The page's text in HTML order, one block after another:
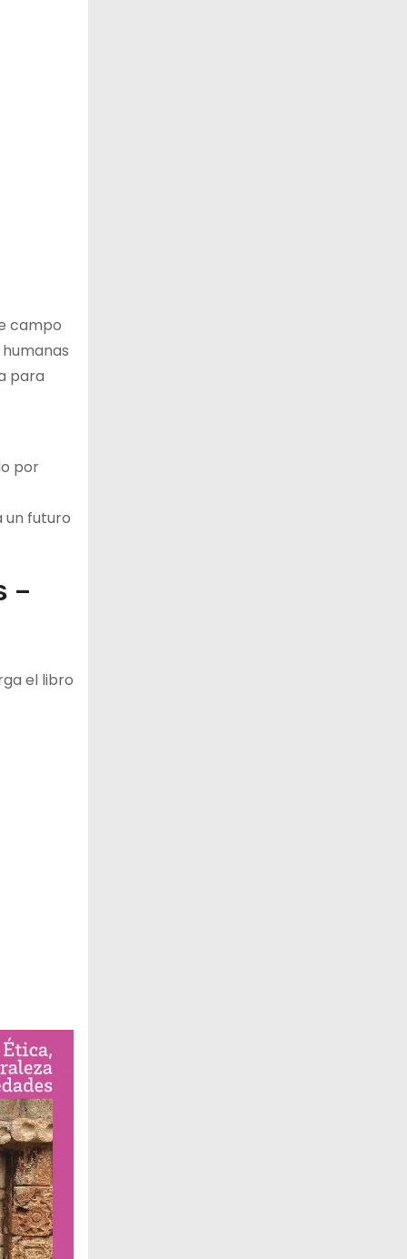
campo
para
por
un futuro
–
el libro